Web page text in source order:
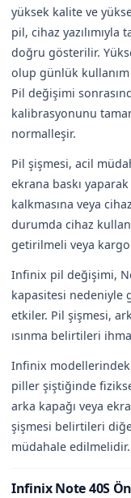
yüksek kalite ve
pil, cihaz yazılımıyla
doğru gösterilir.
olup günlük
Pil değişimi
kalibrasyonunu
normalleşir.
Pil şişmesi, acil
ekrana baskı
kalkmasına veya
durumda cihaz
getirilmeli veya
Infinix pil değişimi,
kapasitesi nedeniyle
etkiler. Pil şişmesi,
ısınma belirtileri
Infinix
piller şiştiğinde
arka kapağı veya
şişmesi belirtileri
müdahale edilmelidir.
Infinix Note 40S